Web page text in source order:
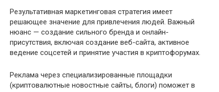
Результативная маркетинговая стратегия имеет
решающее значение для привлечения людей. Важный
нюанс — создание сильного бренда и онлайн-
присутствия, включая создание веб-сайта, активное
ведение соцсетей и принятие участия в криптофорумах.
Реклама через специализированные площадки
(криптовалютные новостные сайты, блоги) поможет в